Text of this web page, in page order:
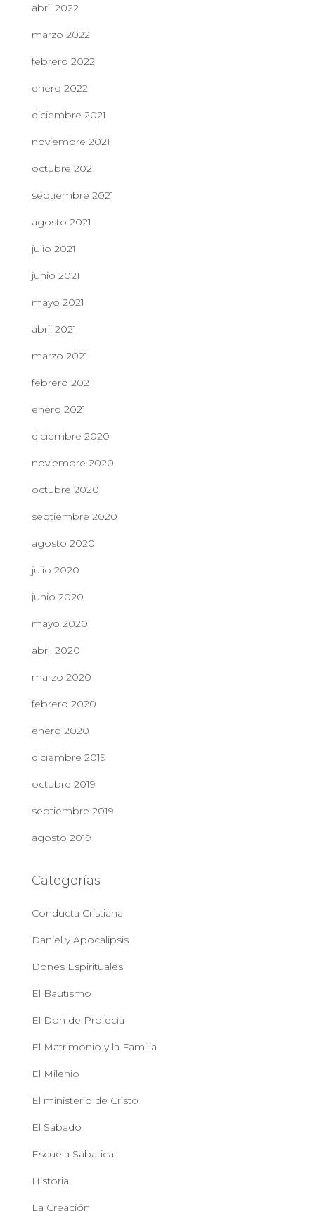
abril 2022
marzo 2022
febrero 2022
enero 2022
diciembre 2021
noviembre 2021
octubre 2021
septiembre 2021
agosto 2021
julio 2021
junio 2021
mayo 2021
abril 2021
marzo 2021
febrero 2021
enero 2021
diciembre 2020
noviembre 2020
octubre 2020
septiembre 2020
agosto 2020
julio 2020
junio 2020
mayo 2020
abril 2020
marzo 2020
febrero 2020
enero 2020
diciembre 2019
octubre 2019
septiembre 2019
agosto 2019
Categorías
Conducta Cristiana
Daniel y Apocalipsis
Dones Espirituales
El Bautismo
El Don de Profecía
El Matrimonio y la Familia
El Milenio
El ministerio de Cristo
El Sábado
Escuela Sabatica
Historia
La Creación